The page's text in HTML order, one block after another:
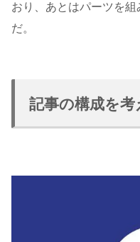
おり、あとはパーツを
だ。
記事の構成を考